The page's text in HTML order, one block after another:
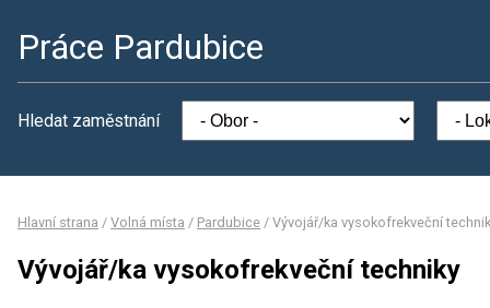
Práce Pardubice
Hledat zaměstnání
Hlavní strana / Volná místa / Pardubice / Vývojář/ka vysokofrekveční
Vývojář/ka vysokofrekveční techniky